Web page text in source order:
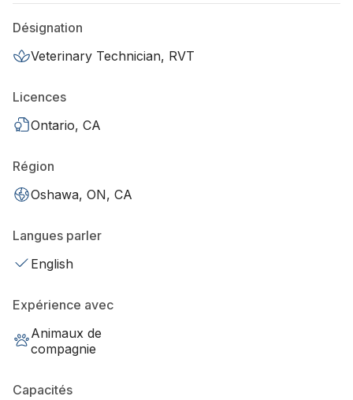
Désignation
Veterinary Technician, RVT
Licences
Ontario, CA
Région
Oshawa, ON, CA
Langues parler
English
Expérience avec
Animaux de
compagnie
Capacités